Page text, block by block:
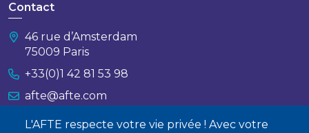
L'AFTE respecte votre vie privée ! Avec votre
Contact
46 rue d’Amsterdam
75009 Paris
+33(0)1 42 81 53 98
afte@afte.com
Nous contacter